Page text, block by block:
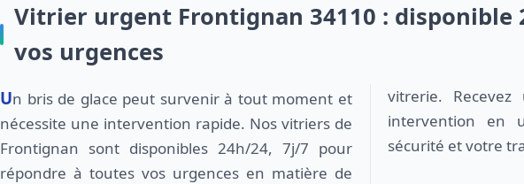
Vitrier urgent Frontignan 34110 : disponible
vos urgences
Un bris de glace peut survenir à tout moment et
nécessite une intervention rapide. Nos vitriers de
Frontignan sont disponibles 24h/24, 7j/7 pour
répondre à toutes vos urgences en matière de
vitrerie. Recevez une réponse rapide et une
intervention en
sécurité et votre